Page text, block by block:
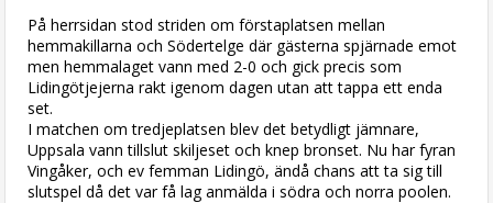
På herrsidan stod striden om förstaplatsen mellan
hemmakillarna och Södertelge där gästerna spjärnade emot
men hemmalaget vann med 2-0 och gick precis som
Lidingötjejerna rakt igenom dagen utan att tappa ett enda
set.
I matchen om tredjeplatsen blev det betydligt jämnare,
Uppsala vann tillslut skiljeset och knep bronset. Nu har fyran
Vingåker, och ev femman Lidingö, ändå chans att ta sig till
slutspel då det var få lag anmälda i södra och norra poolen.